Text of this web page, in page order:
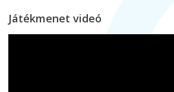
Játékmenet videó